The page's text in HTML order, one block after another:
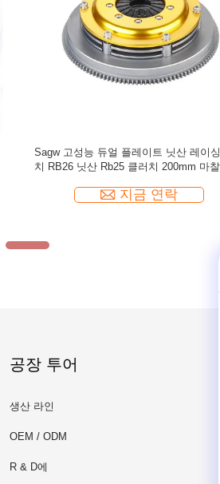
Sagw 고성능 듀얼 플레이트 닛산 레이
치 RB26 닛산 Rb25 클러치 200mm 마
지금 연락
공장 투어
생산 라인
OEM / ODM
R & D에